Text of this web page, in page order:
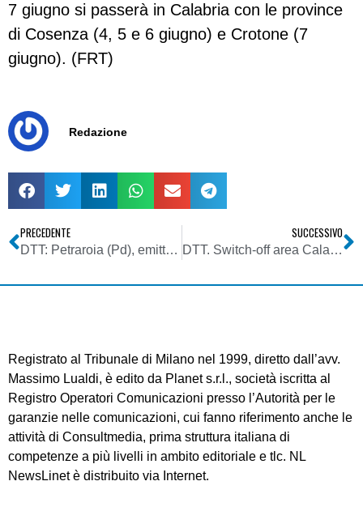
7 giugno si passerà in Calabria con le province
di Cosenza (4, 5 e 6 giugno) e Crotone (7
giugno). (FRT)
Redazione
PRECEDENTE
DTT: Petraroia (Pd), emittenti locali a rischio dopo gli switch-off
SUCCESSIVO
DTT. Switch-off area Calabria e Sicilia, le date
Registrato al Tribunale di Milano nel 1999, diretto dall’avv.
Massimo Lualdi, è edito da Planet s.r.l., società iscritta al
Registro Operatori Comunicazioni presso l’Autorità per le
garanzie nelle comunicazioni, cui fanno riferimento anche le
attività di Consultmedia, prima struttura italiana di
competenze a più livelli in ambito editoriale e tlc. NL
NewsLinet è distribuito via Internet.